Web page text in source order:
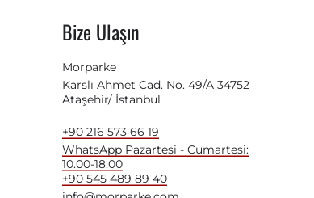
Bize Ulaşın
Morparke
Karslı Ahmet Cad. No. 49/A 34752
Ataşehir/ İstanbul
+90 216 573 66 19
WhatsApp Pazartesi - Cumartesi:
10.00-18.00
+90 545 489 89 40